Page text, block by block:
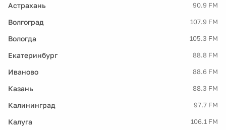
Астрахань 90.9 FM
Волгоград 107.9 FM
Вологда 105.3 FM
Екатеринбург 88.8 FM
Иваново 88.6 FM
Казань 88.3 FM
Калининград 97.7 FM
Калуга 106.1 FM